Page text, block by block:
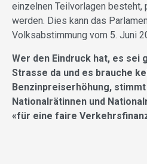
einzelnen Teilvorlagen besteht,
werden. Dies kann das
Volksabstimmung vom 5. Juni
Wer den Eindruck hat, es sei
Strasse da und es brauche
Benzinpreiserhöhung, stimmt
Nationalrätinnen und
«für eine faire